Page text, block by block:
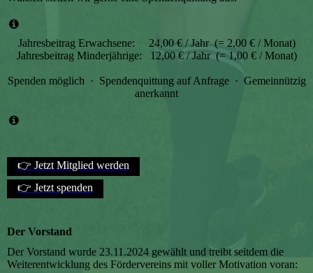
Jahresbeitrag Erwachsene: 24,00 € / Jahr (= 2,00 € / Monat)
Jahresbeitrag Minderjährige: 12,00 € / Jahr (= 1,00 € / Monat)
Spenden möglich · Spendenquittung auf Anfrage · Gemeinnützig
anerkannt
👉 Jetzt Mitglied werden
👉 Jetzt spenden
Der Vorstand
Der Vorstand wurde 23.11.2024 gewählt und treibt seitdem die
Weiterentwicklung des Fördervereins mit voller Motivation voran: